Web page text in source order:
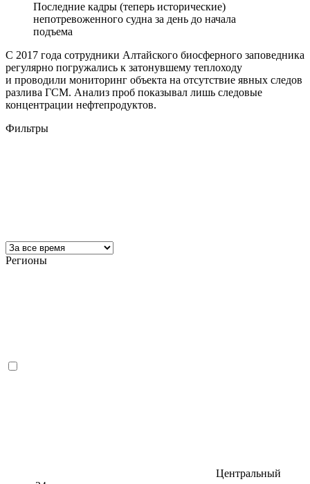
Последние кадры (теперь исторические)
непотревоженного судна за день до начала
подъема
С 2017 года сотрудники Алтайского биосферного заповедника
регулярно погружались к затонувшему теплоходу
и проводили мониторинг объекта на отсутствие явных следов
разлива ГСМ. Анализ проб показывал лишь следовые
концентрации нефтепродуктов.
Фильтры
Регионы
Центральный